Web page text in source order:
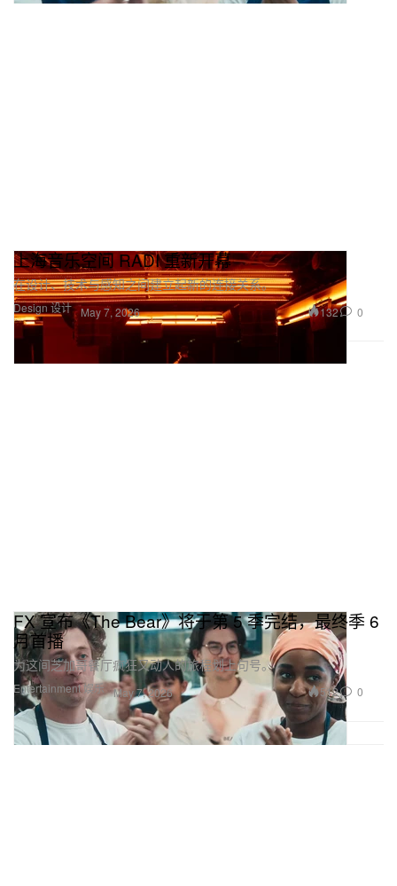
Design 设计
上海音乐空间 RADI 重新开幕
在设计、技术与感知之间建立起新的连接关系。
May 7, 2026 132 0
Entertainment 娱乐
FX 宣布《The Bear》将于第 5 季完结，最终季 6
月首播
为这间芝加哥餐厅疯狂又动人的旅程划上句号。
May 7, 2026 512 0